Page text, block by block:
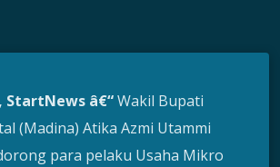
StartNews â€“Wakil Bupati
(Madina) Atika Azmi Utammi
para pelaku Usaha Mikro